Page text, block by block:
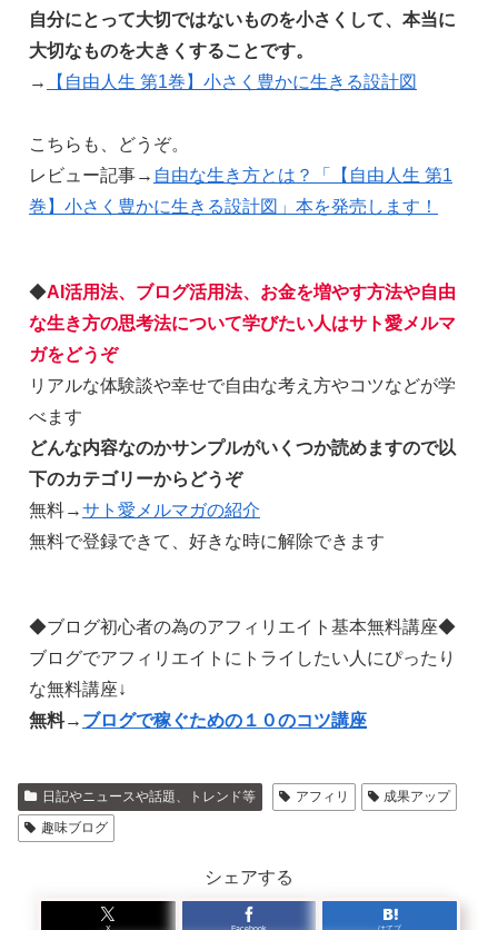
自分にとって大切ではないものを小さくして、本当に
大切なものを大きくすることです。
→
【自由人生 第1巻】小さく豊かに生きる設計図
こちらも、どうぞ。
レビュー記事→ 自由な生き方とは？「【自由人生 第1
巻】小さく豊かに生きる設計図」本を発売します！
◆AI活用法、ブログ活用法、お金を増やす方法や自由
な生き方の思考法について学びたい人はサト愛メルマ
ガをどうぞ
リアルな体験談や幸せで自由な考え方やコツなどが学
べます
どんな内容なのかサンプルがいくつか読めますので以
下のカテゴリーからどうぞ
無料→サト愛メルマガの紹介
無料で登録できて、好きな時に解除できます
◆ブログ初心者の為のアフィリエイト基本無料講座◆
ブログでアフィリエイトにトライしたい人にぴったり
な無料講座↓
無料→ ブログで稼ぐための１０のコツ講座
日記やニュースや話題、トレンド等 アフィリ
成果アップ
趣味ブログ
シェアする